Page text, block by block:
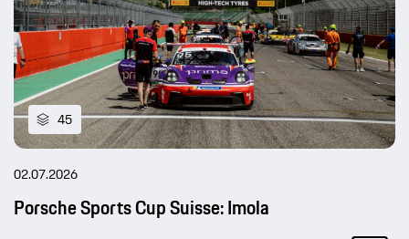
45
02.07.2026
Porsche Sports Cup Suisse: Imola